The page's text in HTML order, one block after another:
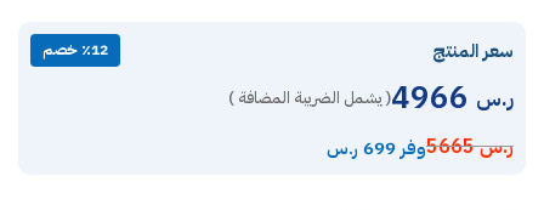
سعر المنتج ٪12 خصم
ر.س ( يشمل الضريبة المضافة )
ر.س5665 وفر 699 ر.س